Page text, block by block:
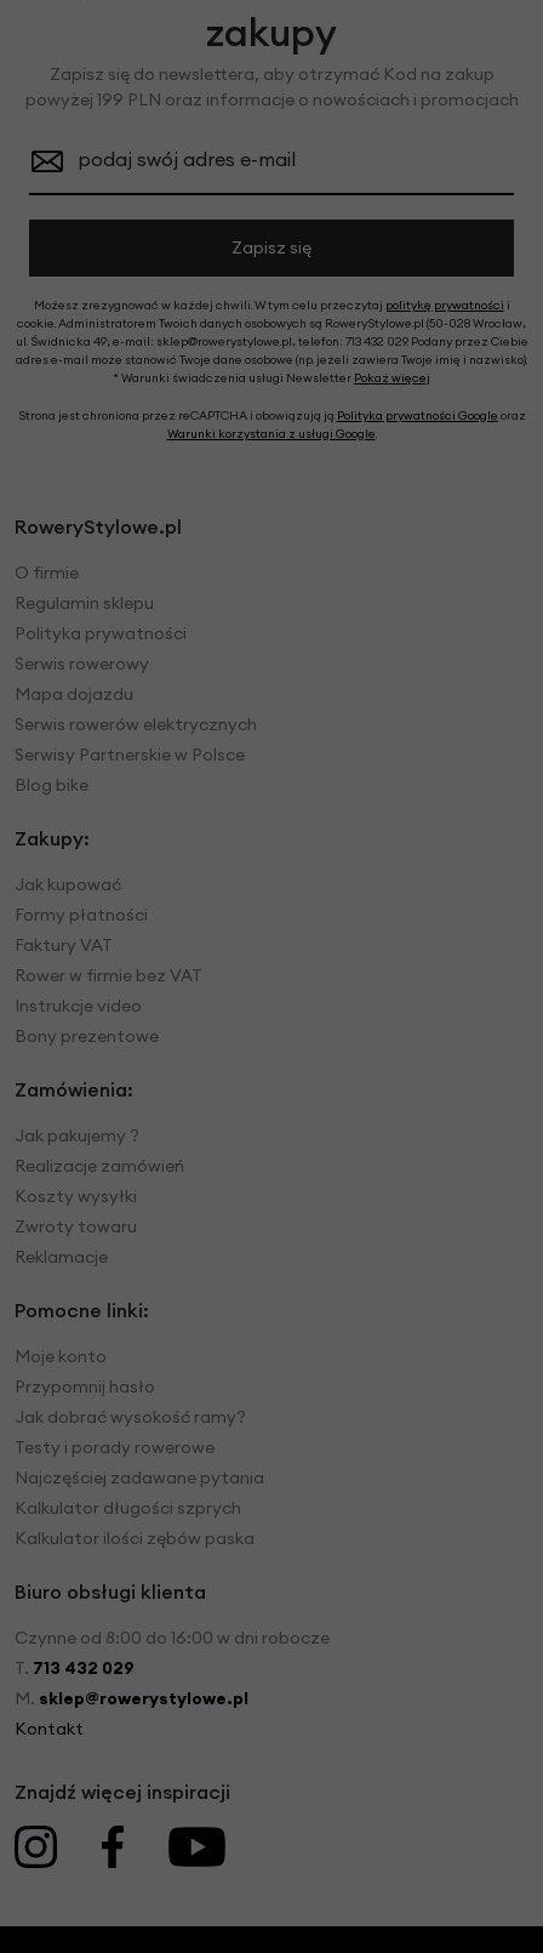
zakupy
Zapisz się do newslettera, aby otrzymać Kod na zakup
powyżej 199 PLN oraz informacje o nowościach i promocjach
podaj swój adres e-mail
Zapisz się
Możesz zrezygnować w każdej chwili. W tym celu przeczytaj politykę prywatności i
cookie. Administratorem Twoich danych osobowych są RoweryStylowe.pl (50-028 Wrocław,
ul. Świdnicka 49; e-mail: sklep@rowerystylowe.pl, telefon: 713 432 029. Podany przez Ciebie
adres e-mail może stanowić Twoje dane osobowe (np. jeżeli zawiera Twoje imię i nazwisko).
* Warunki świadczenia usługi Newsletter Pokaż więcej
Strona jest chroniona przez reCAPTCHA i obowiązują ją Polityka prywatności Google oraz
Warunki korzystania z usługi Google.
RoweryStylowe.pl
O firmie
Regulamin sklepu
Polityka prywatności
Serwis rowerowy
Mapa dojazdu
Serwis rowerów elektrycznych
Serwisy Partnerskie w Polsce
Blog bike
Zakupy:
Jak kupować
Formy płatności
Faktury VAT
Rower w firmie bez VAT
Instrukcje video
Bony prezentowe
Zamówienia:
Jak pakujemy ?
Realizacje zamówień
Koszty wysyłki
Zwroty towaru
Reklamacje
Pomocne linki:
Moje konto
Przypomnij hasło
Jak dobrać wysokość ramy?
Testy i porady rowerowe
Najczęściej zadawane pytania
Kalkulator długości szprych
Kalkulator ilości zębów paska
Biuro obsługi klienta
Czynne od 8:00 do 16:00 w dni robocze
T. 713 432 029
M. sklep@rowerystylowe.pl
Kontakt
Znajdź więcej inspiracji